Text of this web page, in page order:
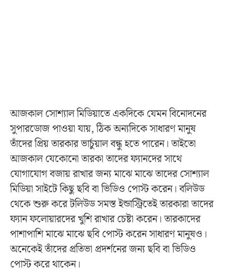
আজকাল সোশ্যাল মিডিয়াতে একদিকে যেমন বিনোদনের
সুপারডোজ পাওয়া যায়, ঠিক অন্যদিকে সাধারণ মানুষ
তাঁদের প্রিয় তারকার ভার্চুয়াল বন্ধু হতে পারেন। তাইতো
আজকাল যেকোনো তারকা তাদের ফ্যানদের সাথে
যোগাযোগ বজায় রাখার জন্য মাঝে মাঝে তাদের সোশ্যাল
মিডিয়া সাইটে কিছু ছবি বা ভিডিও পোস্ট করেন। বলিউড
থেকে শুরু করে টলিউড সমস্ত ইন্ডাস্ট্রিতেই তারকারা তাদের
ফ্যান ফলোয়ারদের খুশি রাখার চেষ্টা করেন। তারকাদের
পাশাপাশি মাঝে মাঝে ছবি পোস্ট করেন সাধারণ মানুষও।
অনেকেই তাঁদের প্রতিভা প্রদর্শনের জন্য ছবি বা ভিডিও
পোস্ট করে থাকেন।